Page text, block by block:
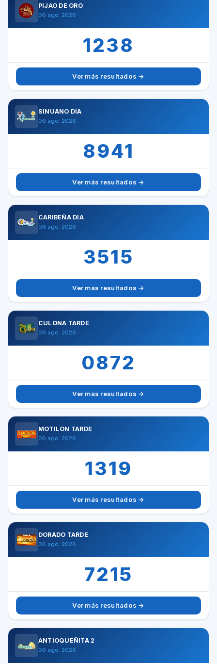
PIJAO DE ORO
06 ago. 2026
1238
Ver más resultados →
SINUANO DÍA
06 ago. 2026
8941
Ver más resultados →
CARIBEÑA DÍA
06 ago. 2026
3515
Ver más resultados →
CULONA TARDE
06 ago. 2026
0872
Ver más resultados →
MOTILÓN TARDE
06 ago. 2026
1319
Ver más resultados →
DORADO TARDE
06 ago. 2026
7215
Ver más resultados →
ANTIOQUEÑITA 2
06 ago. 2026